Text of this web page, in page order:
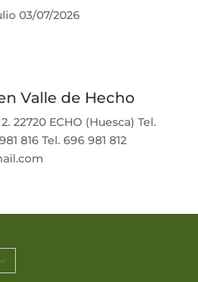
03/07/2026
Valle de Hecho
22720 ECHO (Huesca) Tel.
816 Tel. 696 981 812